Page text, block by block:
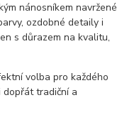
nánosníkem navržené
ozdobné detaily i
s důrazem na kvalitu,
volba pro každého
dopřát tradiční a